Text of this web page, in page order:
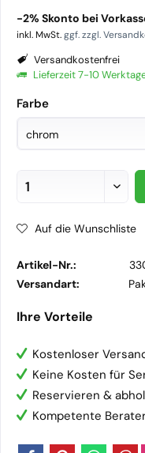
-2% Skonto bei
inkl. MwSt.ggf. zzgl.
Versandkostenfrei
Lieferzeit 7-10
Farbe
Auf die Wunschliste
Artikel-Nr.:
Versandart:
Ihre Vorteile
Kostenloser
Keine Kosten für
Reservieren &
Kompetente